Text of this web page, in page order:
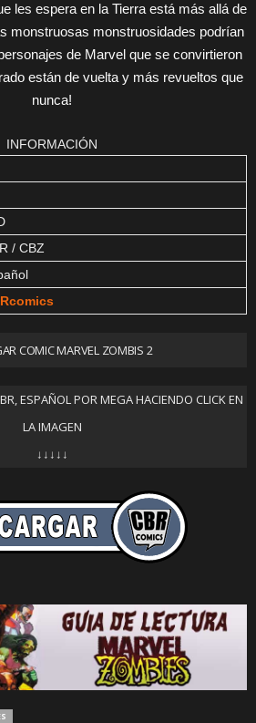
les espera en la Tierra está más allá de
monstruosas monstruosidades podrían
de Marvel que se convirtieron
están de vuelta y más revueltos que
nunca!
INFORMACIÓN
/ CBZ
COMIC MARVEL ZOMBIS 2
ESPAÑOL POR MEGA HACIENDO CLICK EN
LA IMAGEN
↓↓↓↓↓